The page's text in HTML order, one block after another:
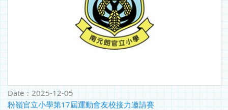
Date： 2025-12-05
粉嶺官立小學第17屆運動會友校接力邀請賽